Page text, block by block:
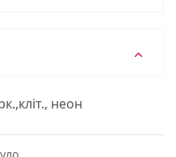
неон